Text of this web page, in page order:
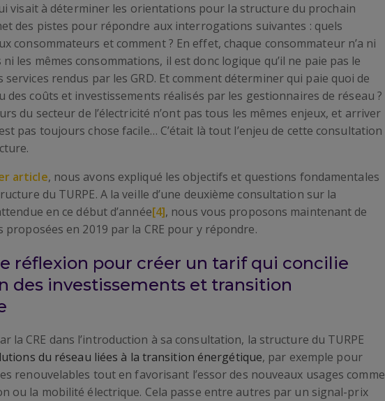
visait à déterminer les orientations pour la structure du prochain
des pistes pour répondre aux interrogations suivantes : quels
consommateurs et comment ? En effet, chaque consommateur n’a ni
les mêmes consommations, il est donc logique qu’il ne paie pas le
services rendus par les GRD. Et comment déterminer qui paie quoi de
des coûts et investissements réalisés par les gestionnaires de réseau ?
du secteur de l’électricité n’ont pas tous les mêmes enjeux, et arriver
pas toujours chose facile… C’était là tout l’enjeu de cette consultation
article, nous avons expliqué les objectifs et questions fondamentales
du TURPE. A la veille d’une deuxième consultation sur la
en ce début d’année[4], nous vous proposons maintenant de
proposées en 2019 par la CRE pour y répondre.
réflexion pour créer un tarif qui concilie
des investissements et transition
la CRE dans l’introduction à sa consultation, la structure du TURPE
du réseau liées à la transition énergétique, par exemple pour
renouvelables tout en favorisant l’essor des nouveaux usages comme
ou la mobilité électrique. Cela passe entre autres par un signal-prix